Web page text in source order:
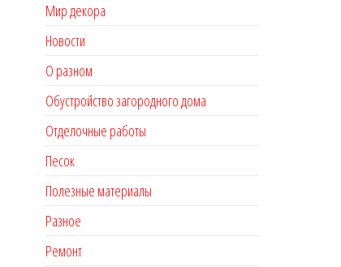
Мир декора
Новости
О разном
Обустройство загородного дома
Отделочные работы
Песок
Полезные материалы
Разное
Ремонт